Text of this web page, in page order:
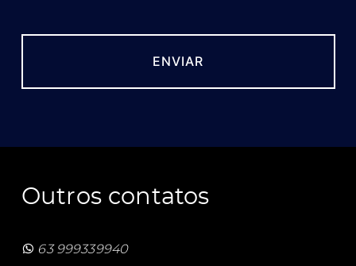
Outros contatos
63 999339940